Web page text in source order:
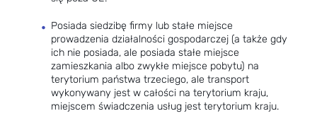
Posiada siedzibę firmy lub stałe miejsce
prowadzenia działalności gospodarczej (a także gdy
ich nie posiada, ale posiada stałe miejsce
zamieszkania albo zwykłe miejsce pobytu) na
terytorium państwa trzeciego, ale transport
wykonywany jest w całości na terytorium kraju,
miejscem świadczenia usług jest terytorium kraju.